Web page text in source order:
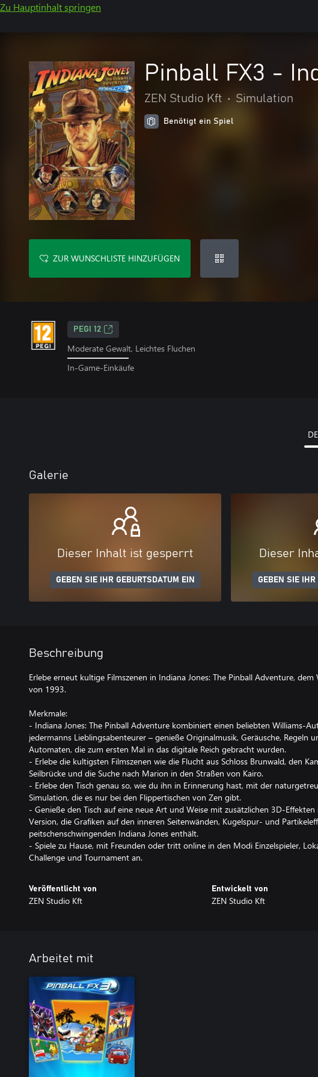
Zu Hauptinhalt springen
Pinball FX3 -
ZEN Studio Kft • Simulation
Benötigt ein Spiel
ZUR WUNSCHLISTE HINZUFÜGEN
PEGI 12
Moderate Gewalt, Leichtes Fluchen
In-Game-Einkäufe
Galerie
Dieser Inhalt ist gesperrt
GEBEN SIE IHR GEBURTSDATUM EIN
Dieser
GEBEN SIE IHR
Beschreibung
Erlebe erneut kultige Filmszenen in Indiana Jones: The Pinball Adventure, dem
von 1993.
Merkmale:
- Indiana Jones: The Pinball Adventure kombiniert einen beliebten Williams-
jedermanns Lieblingsabenteurer – genieße Originalmusik, Geräusche, Regeln
Automaten, die zum ersten Mal in das digitale Reich gebracht wurden.
- Erlebe die kultigsten Filmszenen wie die Flucht aus Schloss Brunwald, den
Seilbrücke und die Suche nach Marion in den Straßen von Kairo.
- Erlebe den Tisch genau so, wie du ihn in Erinnerung hast, mit der
Simulation, die es nur bei den Flippertischen von Zen gibt.
- Genieße den Tisch auf eine neue Art und Weise mit zusätzlichen 3D-Effekten
Version, die Grafiken auf den inneren Seitenwänden, Kugelspur- und
peitschenschwingenden Indiana Jones enthält.
- Spiele zu Hause, mit Freunden oder tritt online in den Modi Einzelspieler,
Challenge und Tournament an.
Veröffentlicht von
ZEN Studio Kft
Entwickelt von
ZEN Studio Kft
Arbeitet mit